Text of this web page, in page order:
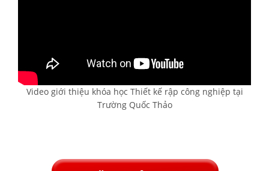
Video giới thiệu khóa học Thiết kế rập công nghiệp tại
Trường Quốc Thảo